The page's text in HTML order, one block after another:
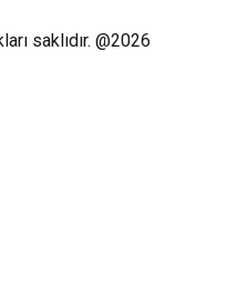
saklıdır. @2026